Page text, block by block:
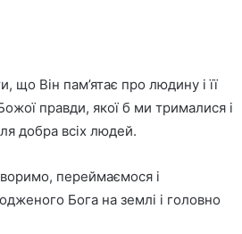
Він пам’ятає про людину і її
правди, якої б ми трималися і
добра всіх людей.
переймаємося і
Бога на землі і головно